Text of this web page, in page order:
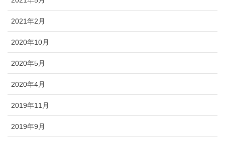
2021年2月
2020年10月
2020年5月
2020年4月
2019年11月
2019年9月